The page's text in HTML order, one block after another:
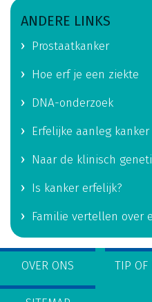
ANDERE LINKS
Prostaatkanker
Hoe erf je een ziekte
DNA-onderzoek
Erfelijke aanleg kanker
Naar de klinisch
Is kanker erfelijk?
Familie vertellen over
OVER ONS TIP OF